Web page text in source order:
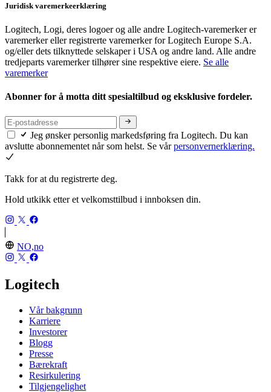
Juridisk varemerkeerklæring
Logitech, Logi, deres logoer og alle andre Logitech-varemerker er
varemerker eller registrerte varemerker for Logitech Europe S.A.
og/eller dets tilknyttede selskaper i USA og andre land. Alle andre
tredjeparts varemerker tilhører sine respektive eiere. Se alle
varemerker
Abonner for å motta ditt spesialtilbud og eksklusive fordeler.
Jeg ønsker personlig markedsføring fra Logitech. Du kan
avslutte abonnementet når som helst. Se vårpersonvernerklæring.
Takk for at du registrerte deg.
Hold utkikk etter et velkomsttilbud i innboksen din.
NO,no
Logitech
Vår bakgrunn
Karriere
Investorer
Blogg
Presse
Bærekraft
Resirkulering
Tilgjengelighet